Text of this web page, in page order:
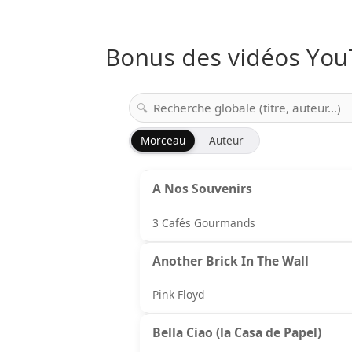
Bonus des vidéos
Morceau Auteur
A Nos Souvenirs
3 Cafés Gourmands
Another Brick In The Wall
Pink Floyd
Bella Ciao (la Casa de Papel)